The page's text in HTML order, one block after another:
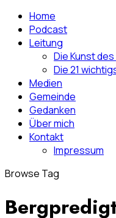
Home
Podcast
Leitung
Die Kunst
Die 21
Medien
Gemeinde
Gedanken
Über mich
Kontakt
Impressum
Browse Tag